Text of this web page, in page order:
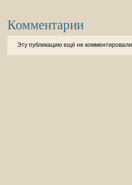
Комментарии
Эту публикацию ещё не комментировали